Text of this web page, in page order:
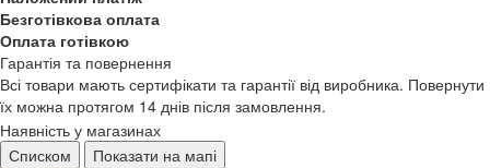
Безготівкова оплата
Оплата готівкою
Гарантія та повернення
Всі товари мають сертифікати та гарантії від виробника. Повернути
їх можна протягом 14 днів після замовлення.
Наявність у магазинах
Списком
Показати на мапі